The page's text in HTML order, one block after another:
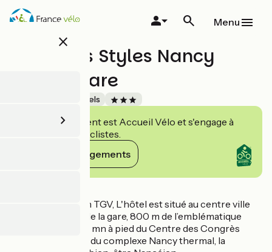
Aller
au
close
Menu
Hôtel Ibis Styles Nancy
Centre Gare
Hôtels
Cet établissement est Accueil Vélo et s'engage à
accueillir des cyclistes.
Voir ses engagements
A 1h30 de Paris en TGV, L'hôtel est situé au centre ville
de Nancy, à 50 m de la gare, 800 m de l’emblématique
place Stanislas, 10 mn à pied du Centre des Congrès
Prouvé, et à 15 mn du complexe Nancy thermal, la